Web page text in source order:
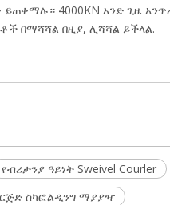
4000KN አንድ ጊዜ
በማሻሻል በዚያ, ሊሻሻል ይችላል.
የብሪታንያ ዓይነት Sweivel Courler
ስካፎልዲንግ ማያያዣ